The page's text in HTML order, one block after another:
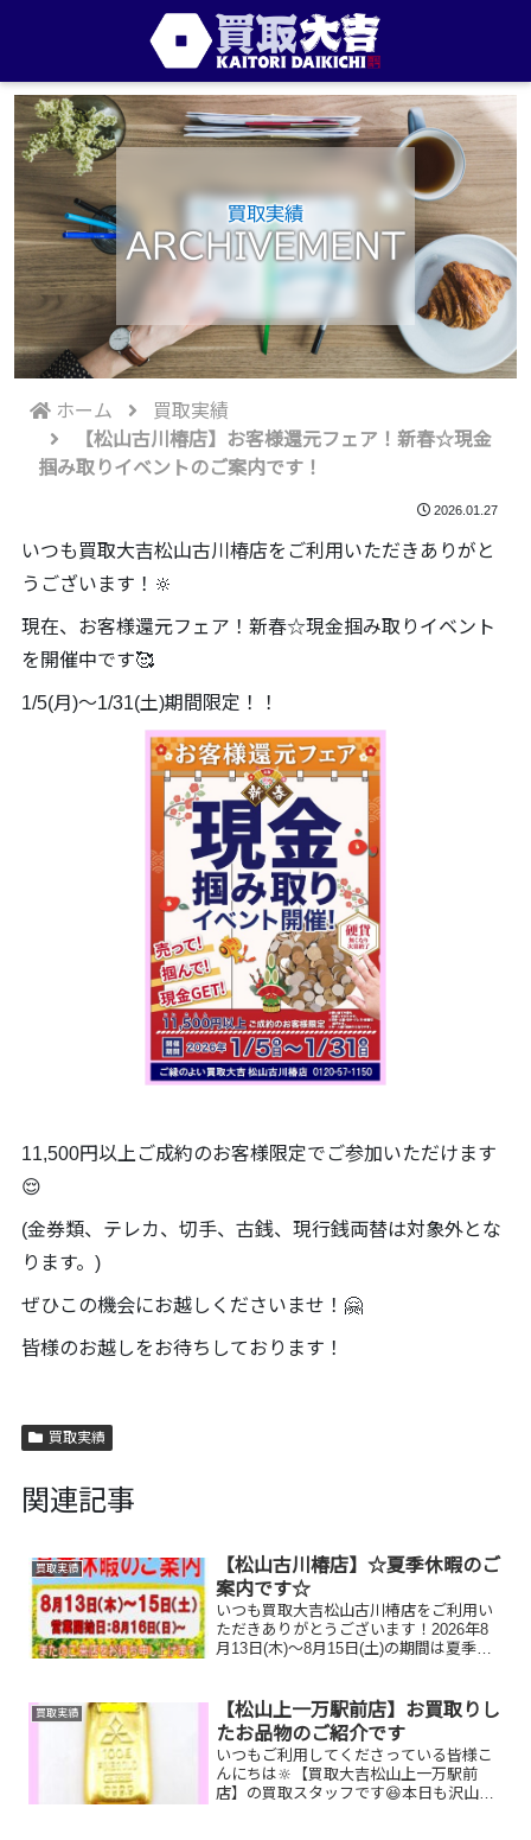
買取実績
ARCHIVEMENT
ホーム
買取実績
【松山古川椿店】お客様還元フェア！新春☆現金
掴み取りイベントのご案内です！
2026.01.27
いつも買取大吉松山古川椿店をご利用いただきありがと
うございます！🔆
現在、お客様還元フェア！新春☆現金掴み取りイベント
を開催中です🥰
1/5(月)～1/31(土)期間限定！！
11,500円以上ご成約のお客様限定でご参加いただけます
😌
(金券類、テレカ、切手、古銭、現行銭両替は対象外とな
ります。)
ぜひこの機会にお越しくださいませ！🤗
皆様のお越しをお待ちしております！
買取実績
関連記事
買取実績
【松山古川椿店】☆夏季休暇のご
案内です☆
いつも買取大吉松山古川椿店をご利用い
ただきありがとうございます！2026年8
月13日(木)～8月15日(土)の期間は夏季休
いたします😌
買取実績
【松山上一万駅前店】お買取りし
たお品物のご紹介です
いつもご利用してくださっている皆様こ
んにちは🔆【買取大吉松山上一万駅前
店】の買取スタッフです😆本日も沢山の